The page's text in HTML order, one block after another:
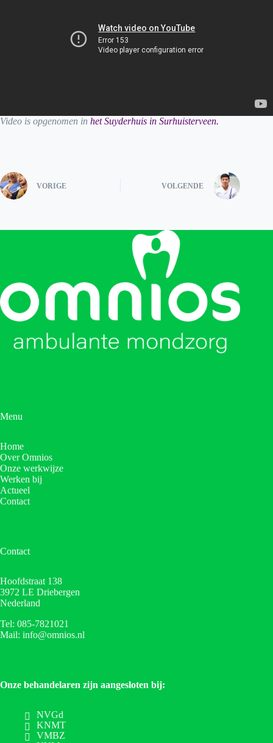
Video is opgenomen in het Suyderhuis in Surhuisterveen.
VORIGE VOLGENDE
Menu
Home
Over Omnios
Onze werkwijze
Werken bij
Actueel
Contact
Contact
Hoofdstraat 138
3972 LE Driebergen
Nederland
Tel: 085-7821021
Mail: info@omnios.nl
Onze behandelaren zijn aangesloten bij:
NVGd
KNMT
VMBZ